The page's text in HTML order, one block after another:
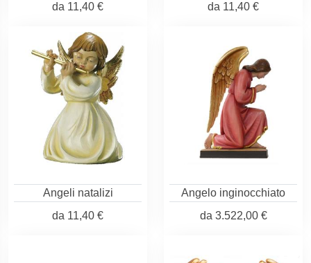
da 11,40 €
da 11,40 €
Angeli natalizi
da 11,40 €
Angelo inginocchiato
da 3.522,00 €